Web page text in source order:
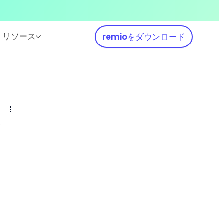
リソース remioをダウンロード